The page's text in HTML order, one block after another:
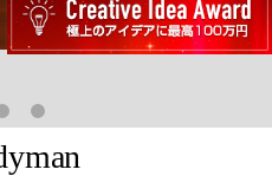
yman